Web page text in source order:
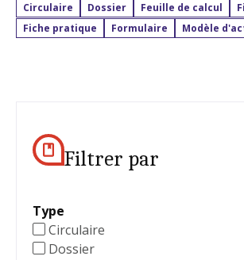
Circulaire Dossier Feuille de calcul
Fiche pratique
Formulaire Modèle
Filtrer par
Type
Circulaire
Dossier